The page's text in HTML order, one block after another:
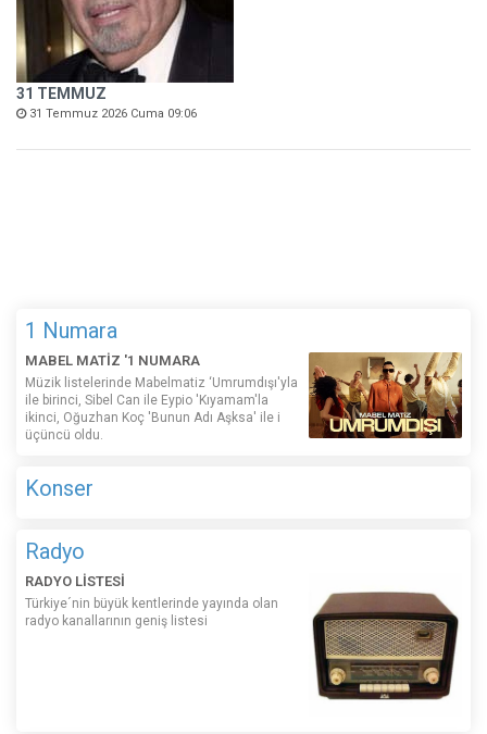
31 TEMMUZ
31 Temmuz 2026 Cuma 09:06
1 Numara
MABEL MATİZ '1 NUMARA
Müzik listelerinde Mabelmatiz ‘Umrumdışı'yla
ile birinci, Sibel Can ile Eypio 'Kıyamam'la
ikinci, Oğuzhan Koç 'Bunun Adı Aşksa' ile i
üçüncü oldu.
Konser
Radyo
RADYO LİSTESİ
Türkiye´nin büyük kentlerinde yayında olan
radyo kanallarının geniş listesi